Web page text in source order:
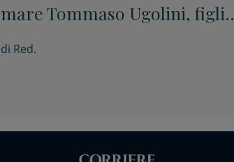
mare Tommaso Ugolini, figlio
del primario di Chirurgia e
di Red.